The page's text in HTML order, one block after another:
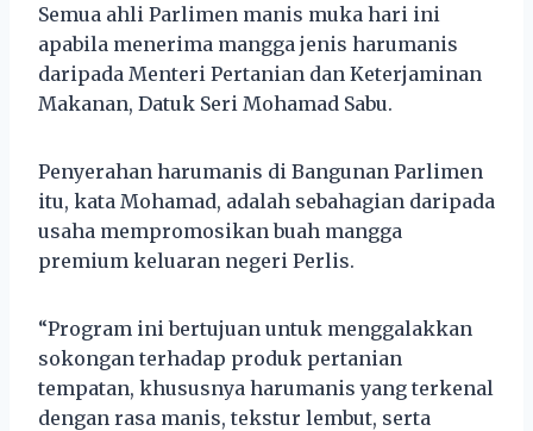
Semua ahli Parlimen manis muka hari ini
apabila menerima mangga jenis harumanis
daripada Menteri Pertanian dan Keterjaminan
Makanan, Datuk Seri Mohamad Sabu.
Penyerahan harumanis di Bangunan Parlimen
itu, kata Mohamad, adalah sebahagian daripada
usaha mempromosikan buah mangga
premium keluaran negeri Perlis.
“Program ini bertujuan untuk menggalakkan
sokongan terhadap produk pertanian
tempatan, khususnya harumanis yang terkenal
dengan rasa manis, tekstur lembut, serta